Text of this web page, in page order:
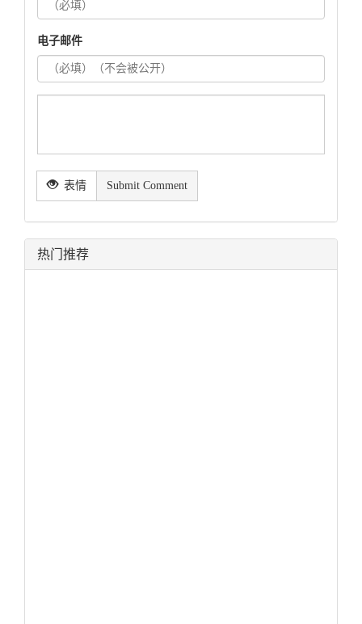
电子邮件
表情 Submit Comment
热门推荐